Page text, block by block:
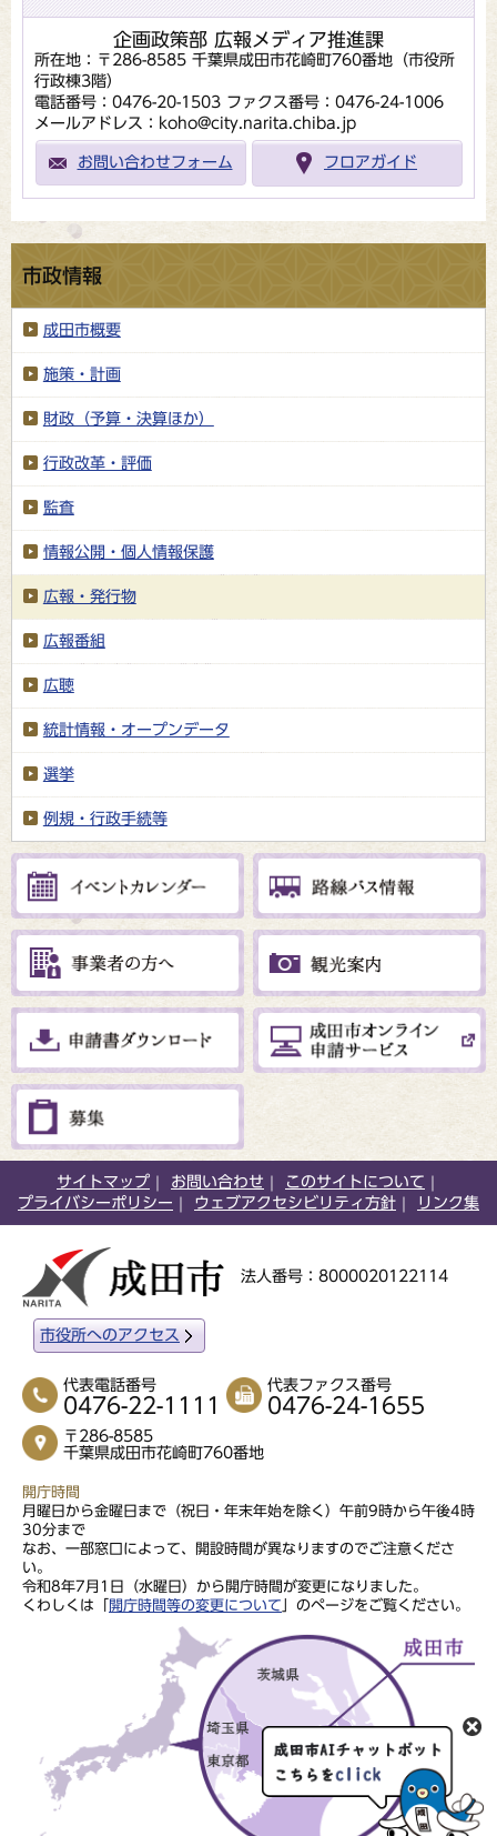
企画政策部 広報メディア推進課
所在地：〒286-8585 千葉県成田市花崎町760番地（市役所
行政棟3階）
電話番号：0476-20-1503 ファクス番号：0476-24-1006
メールアドレス：koho@city.narita.chiba.jp
お問い合わせフォーム フロアガイド
市政情報
成田市概要
施策・計画
財政（予算・決算ほか）
行政改革・評価
監査
情報公開・個人情報保護
広報・発行物
広報番組
広聴
統計情報・オープンデータ
選挙
例規・行政手続等
サイトマップ お問い合わせ
このサイトについて
プライバシーポリシー
ウェブアクセシビリティ方針 リンク集
法人番号：8000020122114
市役所へのアクセス
代表電話番号
0476-22-1111
代表ファクス番号
0476-24-1655
〒286-8585
千葉県成田市花崎町760番地
開庁時間
月曜日から金曜日まで（祝日・年末年始を除く）午前9時から午後4時
30分まで
なお、一部窓口によって、開設時間が異なりますのでご注意くださ
い。
令和8年7月1日（水曜日）から開庁時間が変更になりました。
くわしくは「
開庁時間等の変更について 」のページをご覧ください。